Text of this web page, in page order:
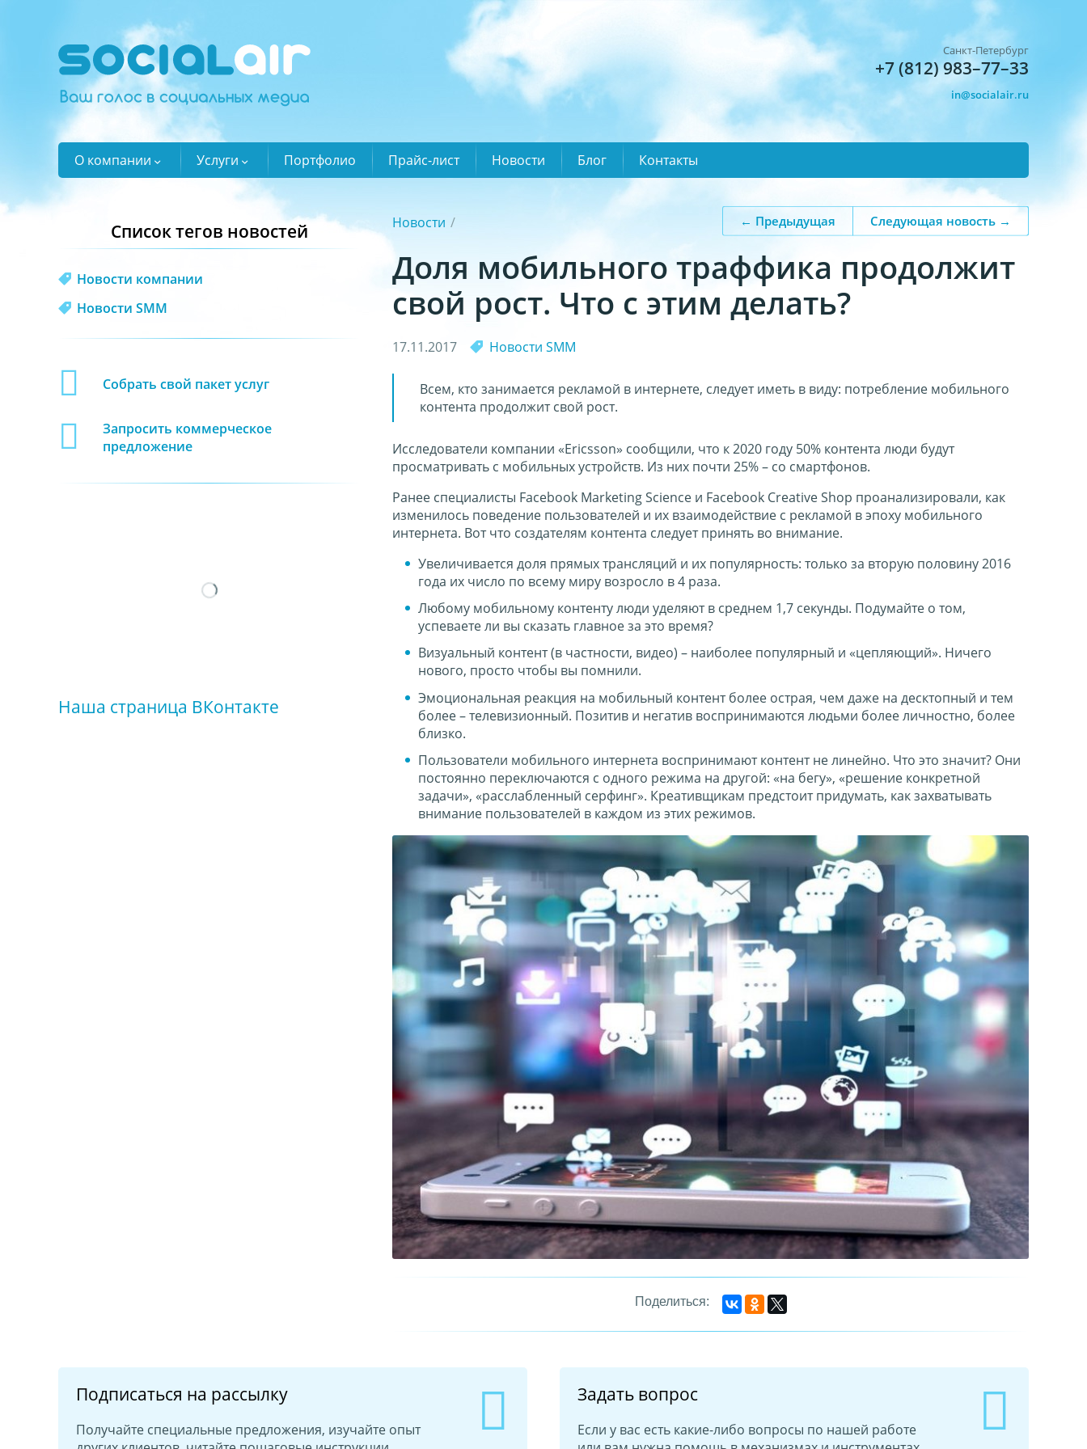
Санкт-Петербург
+7 (812) 983–77–33
in@socialair.ru
О компании Услуги Портфолио Прайс-лист Новости Блог Контакты
Список тегов новостей
Новости компании
Новости SMM
Собрать свой пакет услуг
Запросить коммерческое
предложение
Наша страница ВКонтакте
← Предыдущая Следующая новость →
Новости
Доля мобильного траффика продолжит
свой рост. Что с этим делать?
17.11.2017 Новости SMM
Всем, кто занимается рекламой в интернете, следует иметь в виду: потребление мобильного
контента продолжит свой рост.
Исследователи компании «Ericsson» сообщили, что к 2020 году 50% контента люди будут
просматривать с мобильных устройств. Из них почти 25% – со смартфонов.
Ранее специалисты Facebook Marketing Science и Facebook Creative Shop проанализировали, как
изменилось поведение пользователей и их взаимодействие с рекламой в эпоху мобильного
интернета. Вот что создателям контента следует принять во внимание.
Увеличивается доля прямых трансляций и их популярность: только за вторую половину 2016
года их число по всему миру возросло в 4 раза.
Любому мобильному контенту люди уделяют в среднем 1,7 секунды. Подумайте о том,
успеваете ли вы сказать главное за это время?
Визуальный контент (в частности, видео) – наиболее популярный и «цепляющий». Ничего
нового, просто чтобы вы помнили.
Эмоциональная реакция на мобильный контент более острая, чем даже на десктопный и тем
более – телевизионный. Позитив и негатив воспринимаются людьми более личностно, более
близко.
Пользователи мобильного интернета воспринимают контент не линейно. Что это значит? Они
постоянно переключаются с одного режима на другой: «на бегу», «решение конкретной
задачи», «расслабленный серфинг». Креативщикам предстоит придумать, как захватывать
внимание пользователей в каждом из этих режимов.
Подписаться на рассылку
Получайте специальные предложения, изучайте опыт
Задать вопрос
Если у вас есть какие-либо вопросы по нашей работе